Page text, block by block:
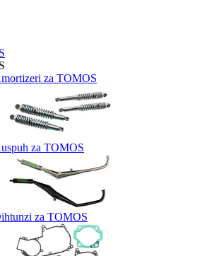
za TOMOS
za TOMOS
za TOMOS